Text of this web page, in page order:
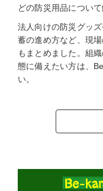
どの防災用品について
法人向けの防災グッ
蓄の進め方など、現
もまとめました。組
態に備えたい方は、
い。